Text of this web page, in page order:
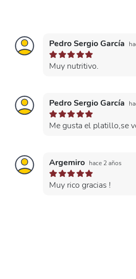
Pedro Sergio García
Muy nutritivo.
Pedro Sergio García
Me gusta el platillo,se
Argemiro hace 2 años
Muy rico gracias !